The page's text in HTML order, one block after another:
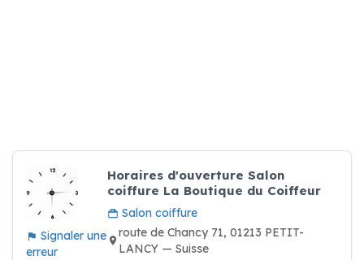
Signaler une
erreur
Horaires d'ouverture Salon
coiffure La Boutique du Coiffeur
Salon coiffure
route de Chancy 71, 01213 PETIT-
LANCY — Suisse